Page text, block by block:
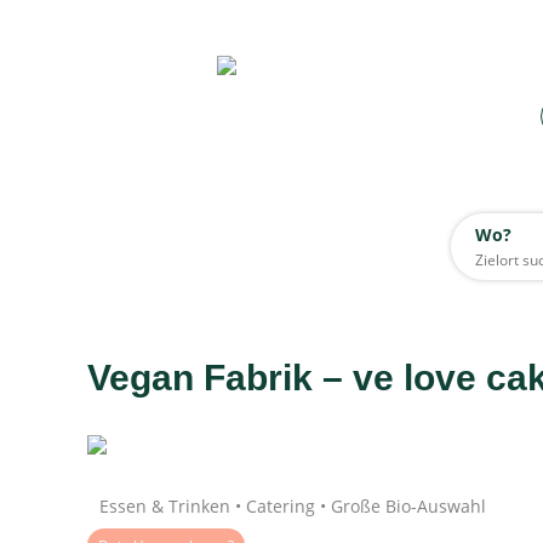
Wo?
Wo?
Daten werden geladen
Vegan Fabrik – ve love
Essen & Trinken • Catering • Große Bio-Auswahl